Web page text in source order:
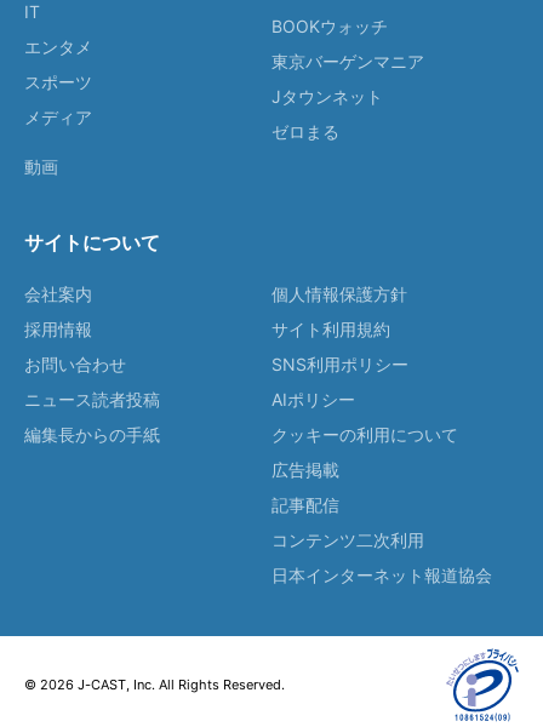
IT
エンタメ
スポーツ
メディア
動画
BOOKウォッチ
東京バーゲンマニア
Jタウンネット
ゼロまる
サイトについて
会社案内
採用情報
お問い合わせ
ニュース読者投稿
編集長からの手紙
個人情報保護方針
サイト利用規約
SNS利用ポリシー
AIポリシー
クッキーの利用について
広告掲載
記事配信
コンテンツ二次利用
日本インターネット報道協会
© 2026 J-CAST, Inc. All Rights Reserved.